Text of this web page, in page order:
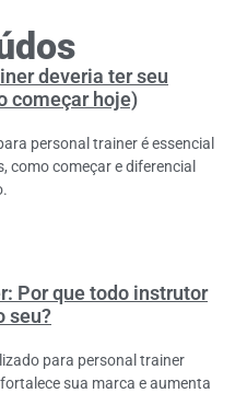
deveria ter seu
começar hoje)
personal trainer é essencial
como começar e diferencial
Por que todo instrutor
seu?
para personal trainer
sua marca e aumenta